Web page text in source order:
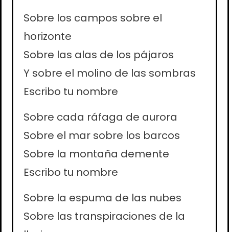
Sobre los campos sobre el
horizonte
Sobre las alas de los pájaros
Y sobre el molino de las sombras
Escribo tu nombre
Sobre cada ráfaga de aurora
Sobre el mar sobre los barcos
Sobre la montaña demente
Escribo tu nombre
Sobre la espuma de las nubes
Sobre las transpiraciones de la